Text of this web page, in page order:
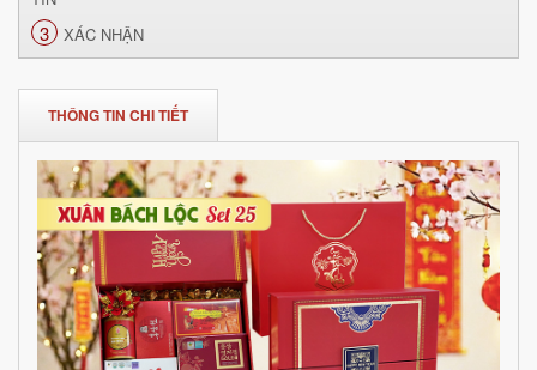
3 XÁC NHẬN
THÔNG TIN CHI TIẾT